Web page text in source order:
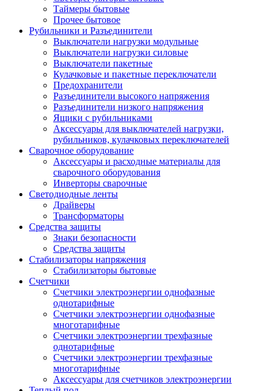
Таймеры бытовые
Прочее бытовое
Рубильники и Разъединители
Выключатели нагрузки модульные
Выключатели нагрузки силовые
Выключатели пакетные
Кулачковые и пакетные переключатели
Предохранители
Разъединители высокого напряжения
Разъединители низкого напряжения
Ящики с рубильниками
Аксессуары для выключателей нагрузки,
рубильников, кулачковых переключателей
Сварочное оборудование
Аксессуары и расходные материалы для
сварочного оборудования
Инверторы сварочные
Светодиодные ленты
Драйверы
Трансформаторы
Средства защиты
Знаки безопасности
Средства защиты
Стабилизаторы напряжения
Стабилизаторы бытовые
Счетчики
Счетчики электроэнергии однофазные
однотарифные
Счетчики электроэнергии однофазные
многотарифные
Счетчики электроэнергии трехфазные
однотарифные
Счетчики электроэнергии трехфазные
многотарифные
Аксессуары для счетчиков электроэнергии